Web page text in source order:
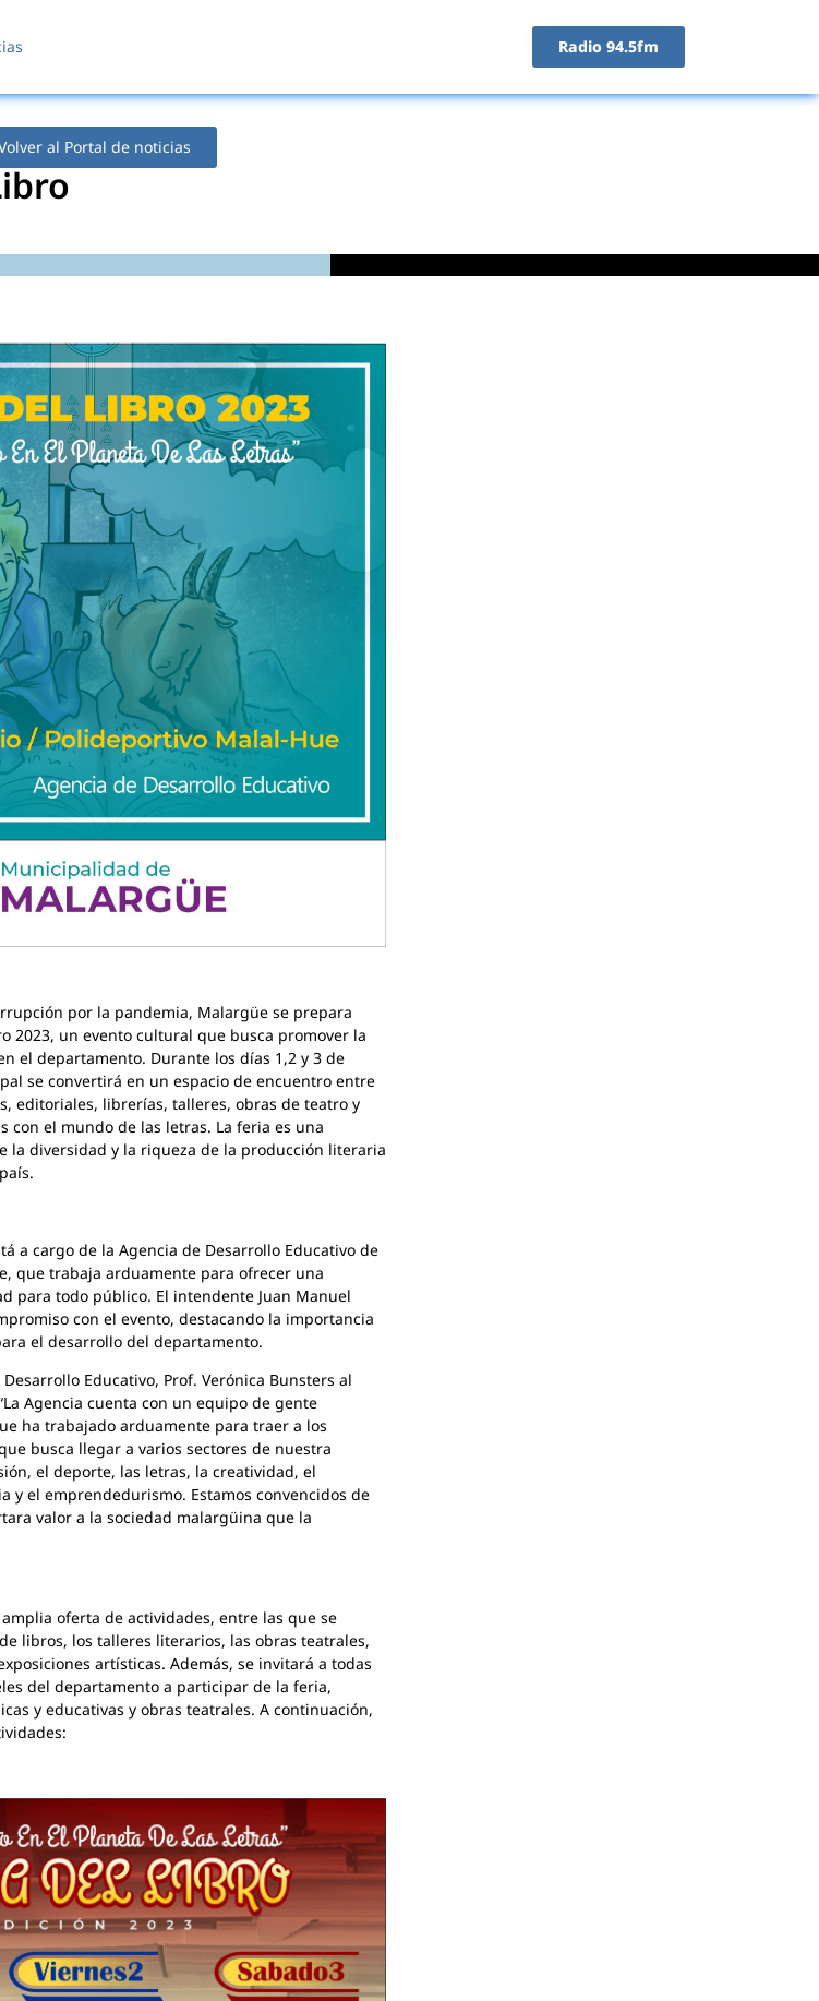
Radio 94.5fm
al Portal de noticias
por la pandemia, Malargüe se prepara
2023, un evento cultural que busca promover la
el departamento. Durante los días 1,2 y 3 de
se convertirá en un espacio de encuentro entre
editoriales, librerías, talleres, obras de teatro y
con el mundo de las letras. La feria es una
la diversidad y la riqueza de la producción literaria
a cargo de la Agencia de Desarrollo Educativo de
que trabaja arduamente para ofrecer una
para todo público. El intendente Juan Manuel
con el evento, destacando la importancia
el desarrollo del departamento.
Educativo, Prof. Verónica Bunsters al
Agencia cuenta con un equipo de gente
ha trabajado arduamente para traer a los
busca llegar a varios sectores de nuestra
el deporte, las letras, la creatividad, el
y el emprendedurismo. Estamos convencidos de
valor a la sociedad malargüina que la
oferta de actividades, entre las que se
libros, los talleres literarios, las obras teatrales,
artísticas. Además, se invitará a todas
del departamento a participar de la feria,
y educativas y obras teatrales. A continuación,